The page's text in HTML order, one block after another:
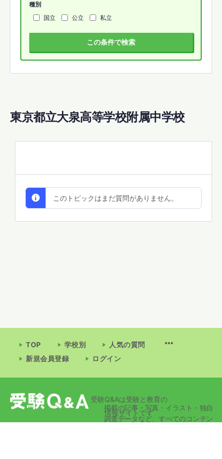
東京都立大泉高等学校附属中学校
このトピックはまだ質問がありません。
種別
国立
公立 私立
この条件で検索
TOP 学校別
人気の質問
新規会員登録
ログイン
受験Q&Aは受験と教育の
情報サイトです
掲載の記事・写真・イラスト・独自
調査データなど、すべてのコンテン